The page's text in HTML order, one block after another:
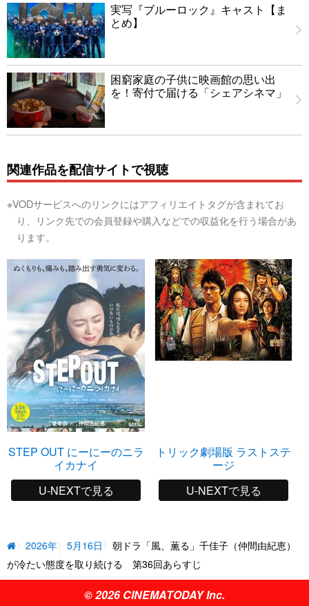
実写『ブルーロック』キャスト【ま
とめ】
困窮家庭の子供に映画館の思い出
を！寄付で届ける「シェアシネマ」
関連作品を配信サイトで視聴
※VODサービスへのリンクにはアフィリエイトタグが含まれてお
り、リンク先での会員登録や購入などでの収益化を行う場合があ
ります。
STEP OUT にーにーのニラ
イカナイ
U-NEXTで見る
トリック劇場版 ラストステ
ージ
U-NEXTで見る
2026年 5月16日
朝ドラ「風、薫る」千佳子（仲間由紀恵）
が冷たい態度を取り続ける 第36回あらすじ
© 2026 CINEMATODAY Inc.